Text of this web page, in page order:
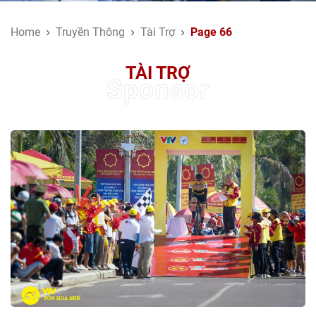
Home Truyền Thông Tài Trợ Page 66
TÀI TRỢ
Sponsor